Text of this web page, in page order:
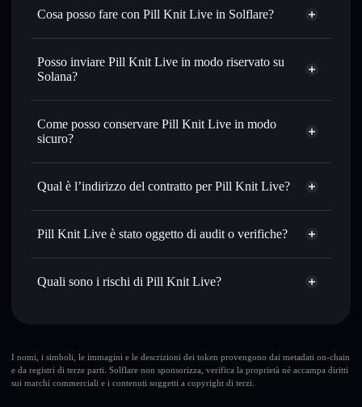
Cosa posso fare con Pill Knit Live in Solflare?
Pill Knit Live
wallet Solflare
Scambiare istantaneamente— scambia KNITPILL in
SOL, USDC o in migliaia di altri token Solana al prezzo
prezzo desiderato di KNITPILL
Usare il DCA
KNITPILL nel tempo
Inviare in modo riservato
— trasferisci KNITPILL senza
collegare pubblicamente i wallet usando l’Aggregatore di
privacy incorporato di Solflare
Monitorare in tempo reale— conosci prezzo, volume,
un wallet non-custodial all’interno del quale hai il pieno ed
Posso inviare Pill Knit Live in modo riservato su
Solana?
Aggregatore di privacy
Pill Knit Live
Come posso conservare Pill Knit Live in modo
sicuro?
Pill Knit Live
Aggregatore
Qual è l’indirizzo del contratto per Pill Knit Live?
Pill Knit Live
Pill Knit Live è stato oggetto di audit o verifiche?
Pill Knit Live non è verificato
Quali sono i rischi di Pill Knit Live?
10 maggiori wallet
Pill Knit Live
singolo wallet
I nomi, i simboli, le immagini e le descrizioni dei token provengono dai metadati on-chain
e da registri di terze parti. Solflare non sponsorizza, verifica la proprietà né accampa diritti
sui marchi commerciali e i contenuti soggetti a copyright di terzi.